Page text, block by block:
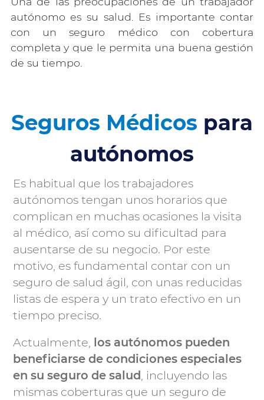
Conceptos
especiales
de
sanidad
privada
¿Qué es
el
copago?
autónomo es su salud. Es importante contar
con un seguro médico con cobertura
completa y que le permita una buena gestión
de su tiempo.
Seguros Médicos para
autónomos
Es habitual que los trabajadores
autónomos tengan unos horarios que
complican en muchas ocasiones la visita
al médico, así como su dificultad para
ausentarse de su negocio. Por este
motivo, es fundamental contar con un
seguro de salud ágil, con unas reducidas
listas de espera y un trato efectivo en un
tiempo preciso.
Actualmente, los autónomos pueden
beneficiarse de condiciones especiales
en su seguro de salud, incluyendo las
mismas coberturas que un seguro de